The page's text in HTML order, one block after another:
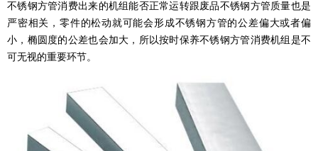
不锈钢方管消费出来的机组能否正常运转跟废品不锈钢方管质量也是
严密相关，零件的松动就可能会形成不锈钢方管的公差偏大或者偏
小，椭圆度的公差也会加大，所以按时保养不锈钢方管消费机组是不
可无视的重要环节。